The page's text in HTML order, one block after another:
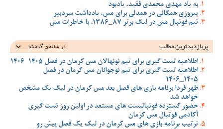
به یاد مهدی محمدی فقید، یادبود
پیروزی همگانی در همدلی برای مس، یادداشت سردبیر
تیم فوتبال مس در لیگ برتر 87_1386، با خاطرات مس
پربازدیدترین‌ مطالب
اطلاعیه تست گیری برای تیم نونهالان مس کرمان در فصل 1405-1406
اطلاعیه تست گیری برای تیم نوجوانان مس کرمان در فصل
1405_1406
ظهر فردا برنامه بازی های فصل بعد مس کرمان در لیگ یک مشخص
خواهد شد
حضور گسترده فوتبالیست های مستعد در اولین روز تست گیری
آکادمی فوتبال مس کرمان
ترتیب برنامه بازی های مس کرمان در لیگ یک فصل پیش رو